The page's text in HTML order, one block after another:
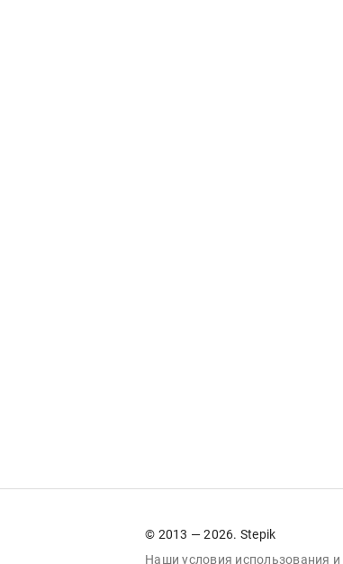
© 2013 — 2026. Stepik
Наши условия использования и